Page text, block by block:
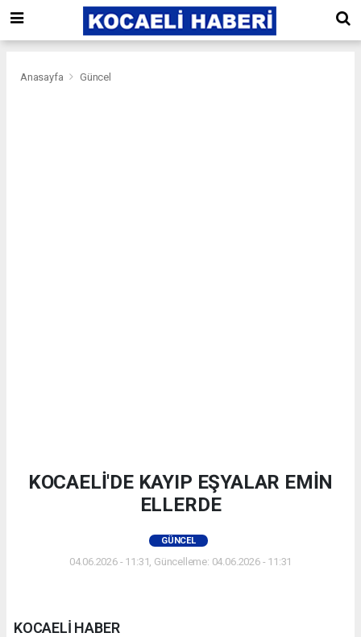
Anasayfa Güncel
KOCAELİ'DE KAYIP EŞYALAR EMİN
ELLERDE
GÜNCEL
04.06.2026 - 11:31, Güncelleme: 04.06.2026 - 11:31
KOCAELİ HABER